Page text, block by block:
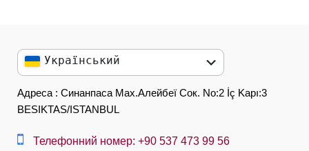
Український
English
العربية
中文
Адреса : Синанпаса Мах.Алейбеї Сок. No:2 İç Kapı:3
BESIKTAS/ISTANBUL
Телефонний номер: +90 537 473 99 56